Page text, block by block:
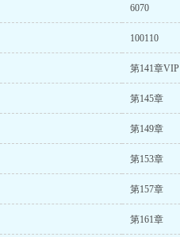
6070
100110
第141章VIP
第145章
第149章
第153章
第157章
第161章